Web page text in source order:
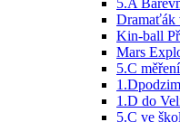
5.A
Dramaťák
Kin-ball
Mars
5.C
1.D do
5.C ve